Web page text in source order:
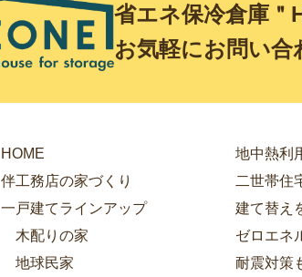
省エネ保冷倉庫＂
お気軽にお問い合
HOME
伴工務店の家づくり
一戸建てラインアップ
木配りの家
地球民家
地中熱利
二世帯住
建て替え
ゼロエネ
耐震対策